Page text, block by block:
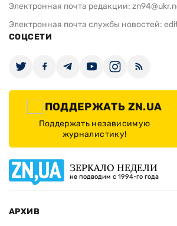
Электронная почта редакции:
Электронная почта службы новостей:
СОЦСЕТИ
ПОДДЕРЖАТЬ ZN.UA
Поддержать независимую
журналистику!
ЗЕРКАЛО НЕДЕЛИ
не подводим с 1994-го года
АРХИВ